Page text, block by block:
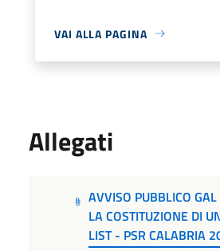
VAI ALLA PAGINA
Allegati
AVVISO PUBBLICO
LA COSTITUZIONE DI
LIST - PSR CALABRIA